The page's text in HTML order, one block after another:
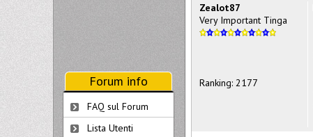
Zealot87
Very Important Tinga
Ranking: 2177
Forum info
FAQ sul Forum
Lista Utenti